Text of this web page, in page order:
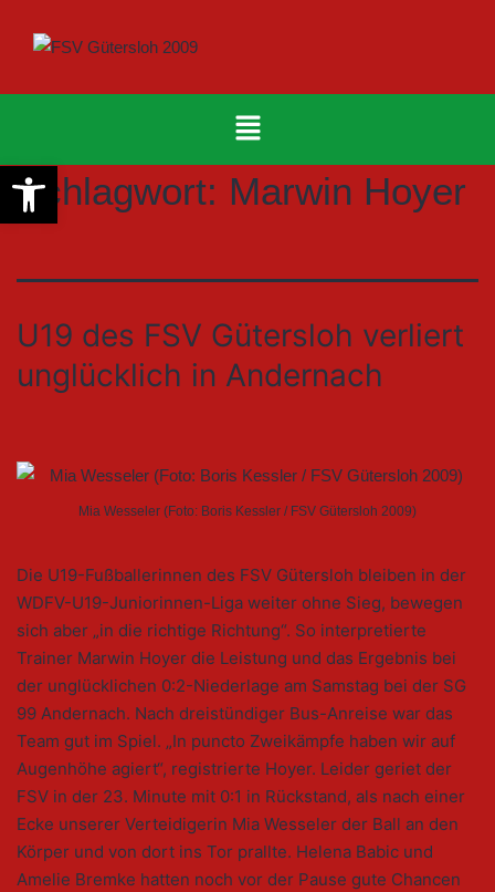
Schlagwort: Marwin Hoyer
U19 des FSV Gütersloh verliert
unglücklich in Andernach
Mia Wesseler (Foto: Boris Kessler / FSV Gütersloh 2009)
Die U19-Fußballerinnen des FSV Gütersloh bleiben in der
WDFV-U19-Juniorinnen-Liga weiter ohne Sieg, bewegen
sich aber „in die richtige Richtung“. So interpretierte
Trainer Marwin Hoyer die Leistung und das Ergebnis bei
der unglücklichen 0:2-Niederlage am Samstag bei der SG
99 Andernach. Nach dreistündiger Bus-Anreise war das
Team gut im Spiel. „In puncto Zweikämpfe haben wir auf
Augenhöhe agiert“, registrierte Hoyer. Leider geriet der
FSV in der 23. Minute mit 0:1 in Rückstand, als nach einer
Ecke unserer Verteidigerin Mia Wesseler der Ball an den
Körper und von dort ins Tor prallte. Helena Babic und
Amelie Bremke hatten noch vor der Pause gute Chancen
Werkzeugleiste öffnen